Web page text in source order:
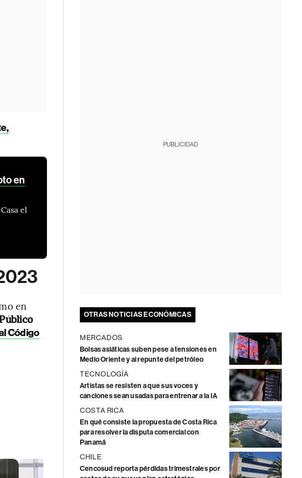
en
el
en
Código
PUBLICIDAD
OTRAS NOTICIAS ECONÓMICAS
MERCADOS
Bolsas asiáticas suben pese a tensiones en
Medio Oriente y al repunte del petróleo
TECNOLOGÍA
Artistas se resisten a que sus voces y
canciones sean usadas para entrenar a la IA
COSTA RICA
En qué consiste la propuesta de Costa Rica
para resolver la disputa comercial con
Panamá
CHILE
Cencosud reporta pérdidas trimestrales por